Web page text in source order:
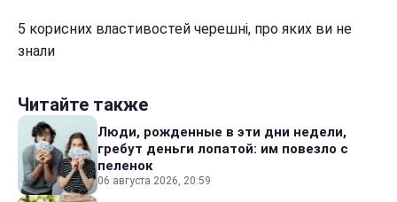
5 корисних властивостей черешні, про яких ви не
знали
Читайте также
Люди, рожденные в эти дни недели,
гребут деньги лопатой: им повезло с
пеленок
06 августа 2026, 20:59